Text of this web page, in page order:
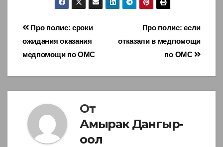
Навигация
по
записям
Про полис: если
отказали в медпомощи
по ОМС
Про полис: сроки
ожидания оказания
медпомощи по ОМС
От
Амырак Дангыр-
оол